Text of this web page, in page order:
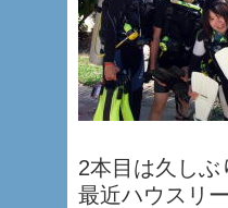
2本目は久し
最近ハウスリ